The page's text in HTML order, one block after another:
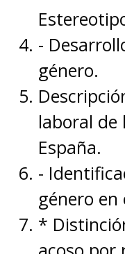
-
género.
laboral de
España.
-
género
*